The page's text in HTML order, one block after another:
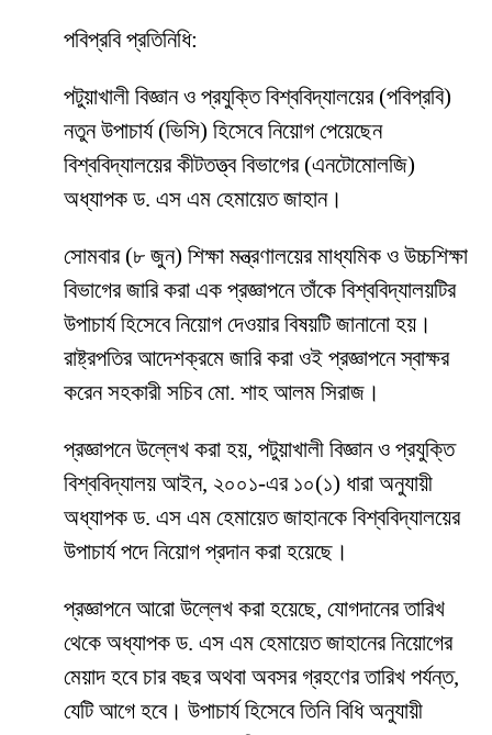
পবিপ্রবি প্রতিনিধি:
পটুয়াখালী বিজ্ঞান ও প্রযুক্তি বিশ্ববিদ্যালয়ের (পবিপ্রবি)
নতুন উপাচার্য (ভিসি) হিসেবে নিয়োগ পেয়েছেন
বিশ্ববিদ্যালয়ের কীটতত্ত্ব বিভাগের (এনটোমোলজি)
অধ্যাপক ড. এস এম হেমায়েত জাহান।
সোমবার (৮ জুন) শিক্ষা মন্ত্রণালয়ের মাধ্যমিক ও উচ্চশিক্ষা
বিভাগের জারি করা এক প্রজ্ঞাপনে তাঁকে বিশ্ববিদ্যালয়টির
উপাচার্য হিসেবে নিয়োগ দেওয়ার বিষয়টি জানানো হয়।
রাষ্ট্রপতির আদেশক্রমে জারি করা ওই প্রজ্ঞাপনে স্বাক্ষর
করেন সহকারী সচিব মো. শাহ আলম সিরাজ।
প্রজ্ঞাপনে উল্লেখ করা হয়, পটুয়াখালী বিজ্ঞান ও প্রযুক্তি
বিশ্ববিদ্যালয় আইন, ২০০১-এর ১০(১) ধারা অনুযায়ী
অধ্যাপক ড. এস এম হেমায়েত জাহানকে বিশ্ববিদ্যালয়ের
উপাচার্য পদে নিয়োগ প্রদান করা হয়েছে।
প্রজ্ঞাপনে আরো উল্লেখ করা হয়েছে, যোগদানের তারিখ
থেকে অধ্যাপক ড. এস এম হেমায়েত জাহানের নিয়োগের
মেয়াদ হবে চার বছর অথবা অবসর গ্রহণের তারিখ পর্যন্ত,
যেটি আগে হবে। উপাচার্য হিসেবে তিনি বিধি অনুযায়ী